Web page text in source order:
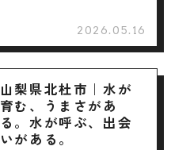
2026.05.16
山梨県北杜市｜水が
育む、うまさがあ
る。水が呼ぶ、出会
いがある。